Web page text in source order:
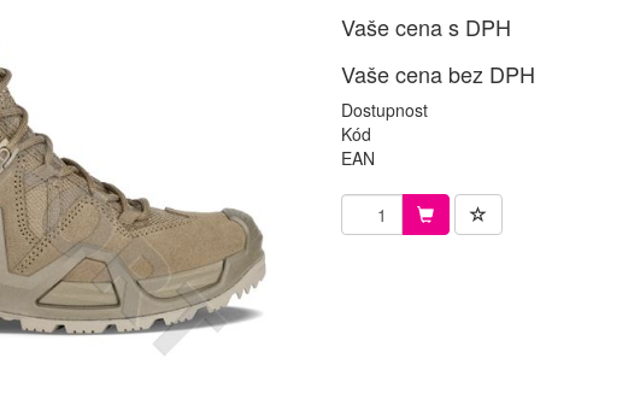
Vaše cena s DPH
Vaše cena bez DPH
Dostupnost
Kód
EAN